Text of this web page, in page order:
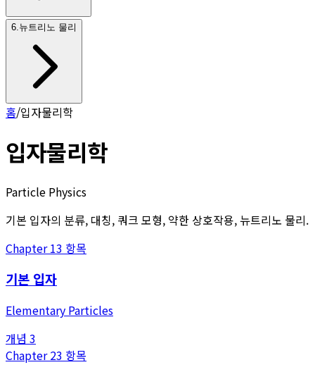
6 뉴트리노 물리
홈/입자물리학
입자물리학
Particle Physics
기본 입자의 분류, 대칭, 쿼크 모형, 약한 상호작용, 뉴트리노 물리.
Chapter13 항목
기본 입자
Elementary Particles
개념 3
Chapter23 항목